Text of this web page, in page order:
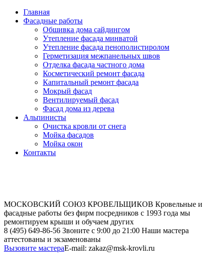
Главная
Фасадные работы
Обшивка дома сайдингом
Утепление фасада минватой
Утепление фасада пенополистиролом
Герметизация межпанельных швов
Отделка фасада частного дома
Косметический ремонт фасада
Капитальный ремонт фасада
Мокрый фасад
Вентилируемый фасад
Фасад дома из дерева
Альпинисты
Очистка кровли от снега
Мойка фасадов
Мойка окон
Контакты
МОСКОВСКИЙ СОЮЗ КРОВЕЛЬЩИКОВ Кровельные и
фасадные работы без фирм посредников с 1993 года мы
ремонтируем крыши и обучаем других
8 (495) 649-86-56 Звоните с 9:00 до 21:00 Наши мастера
аттестованы и экзаменованы
Вызовите мастераE-mail: zakaz@msk-krovli.ru